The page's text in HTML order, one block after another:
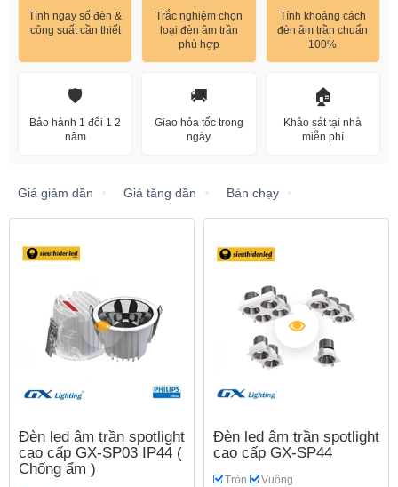
Tính ngay số đèn &
công suất cần thiết
Trắc nghiệm chọn
loại đèn âm trần
phù hợp
Tính khoảng cách
đèn âm trần chuẩn
100%
🛡️
Bảo hành 1 đổi 1 2
năm
🚚
Giao hỏa tốc trong
ngày
🏠
Khảo sát tại nhà
miễn phí
Giá giảm dần Giá tăng dần Bán chạy
Đèn led âm trần spotlight
cao cấp GX-SP03 IP44 (
Chống ẩm )
Đèn led âm trần spotlight
cao cấp GX-SP44
Tròn
Vuông